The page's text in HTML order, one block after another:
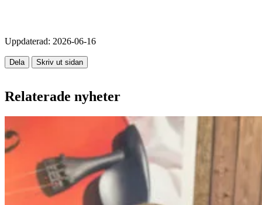
Uppdaterad: 2026-06-16
Dela Skriv ut sidan
Relaterade nyheter